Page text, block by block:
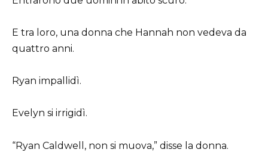
E tra loro, una donna che Hannah non vedeva da
quattro anni.
Ryan impallidì.
Evelyn si irrigidì.
“Ryan Caldwell, non si muova,” disse la donna.